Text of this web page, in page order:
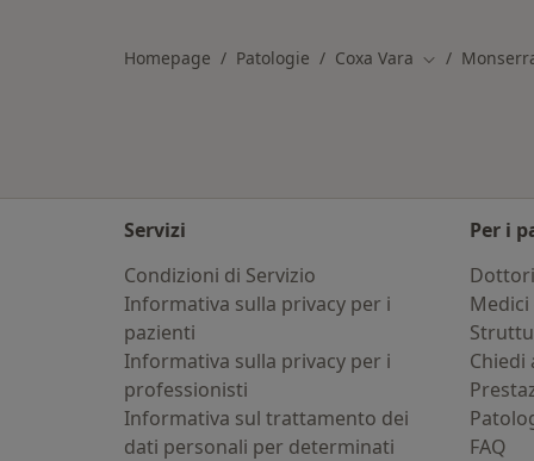
Homepage Patologie Coxa Vara Cambia città
Servizi
Condizioni di Servizio
Informativa sulla privacy per i
pazienti
Informativa sulla privacy per i
professionisti
Informativa sul trattamento dei
dati personali per determinati
Per i
Dottori
Medici
Chiedi
FAQ